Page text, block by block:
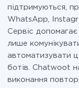
підтримуються,
WhatsApp,
Сервіс
лише
автоматизувати
ботів. Chatwoot
виконання